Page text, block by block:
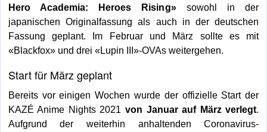
Hero Academia: Heroes Rising»sowohl in der
japanischen Originalfassung als auch in der deutschen
Fassung geplant. Im Februar und März sollte es mit
«Blackfox» und drei «Lupin III»-OVAs weitergehen.
Start für März geplant
Bereits vor einigen Wochen wurde der offizielle Start der
KAZÉ Anime Nights 2021 von Januar auf März verlegt.
Aufgrund der weiterhin anhaltenden Coronavirus-